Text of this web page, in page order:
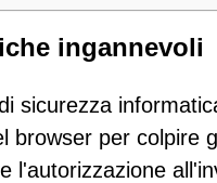
ingannevoli
sicurezza
browser per colpire
l'autorizzazione